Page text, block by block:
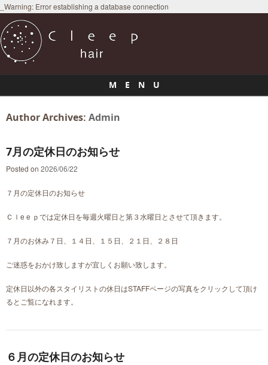
_Warning: Error establishing a database connection
M E N U
Author Archives: Admin
7月の定休日のお知らせ
Posted on 2026/06/22
７月の定休日のお知らせ
Ｃｌe e ｐでは定休日を毎週火曜日と第３水曜日とさせて頂きます。
７月のお休み７日、１４日、１５日、２１日、２８日
ご迷惑をおかけ致しますが宜しくお願い致します。
定休日以外の各スタイリストの休日はSTAFFページの写真をクリックして頂け
るとご覧になれます。
６月の定休日のお知らせ